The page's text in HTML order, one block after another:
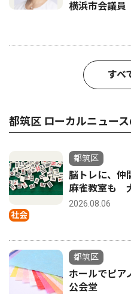
横浜市会議
すべ
都筑区 ローカルニュー
社会
都筑区
脳トレに、
麻雀教室も
2026.08.06
都筑区
ホールでピ
公会堂